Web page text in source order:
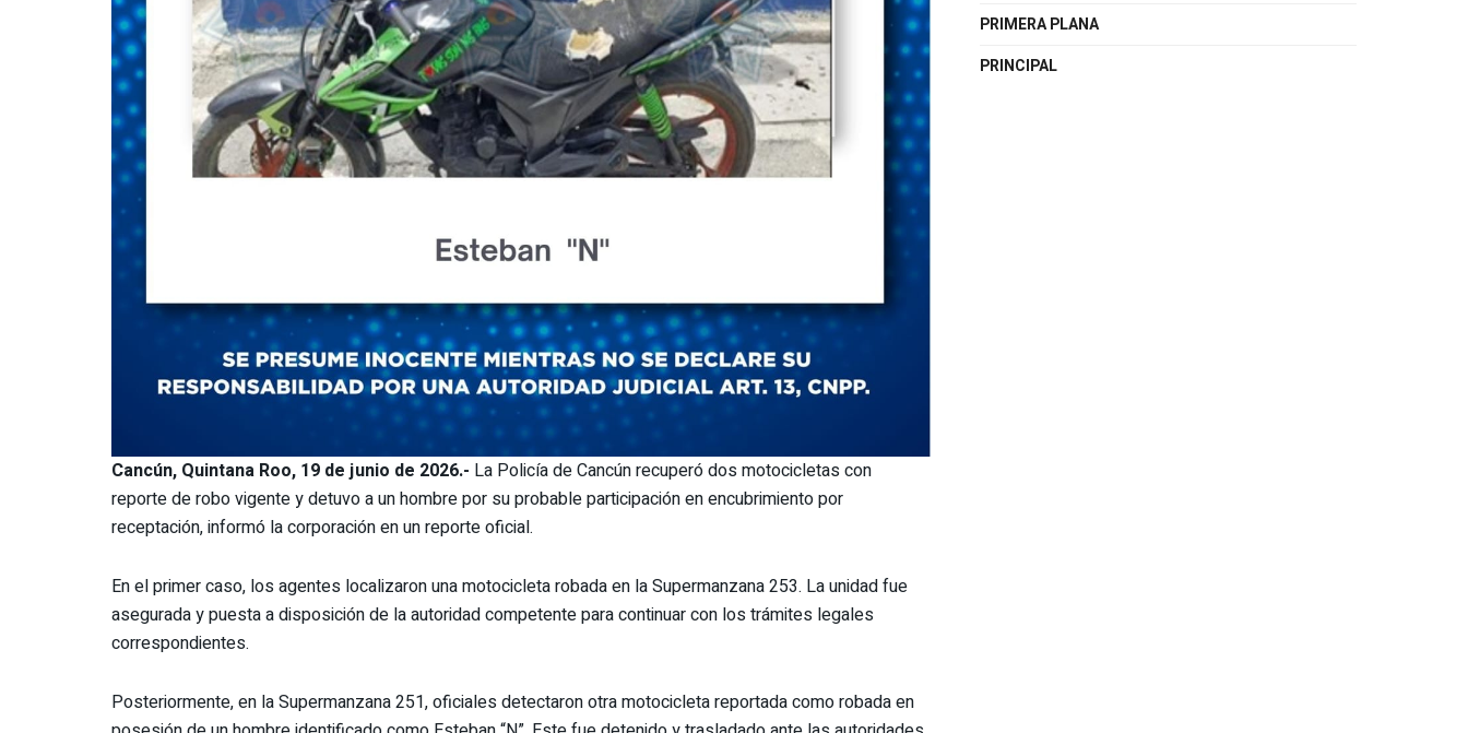
Cancún, Quintana Roo, 19 de junio de 2026.- La Policía de Cancún recuperó dos motocicletas con
reporte de robo vigente y detuvo a un hombre por su probable participación en encubrimiento por
receptación, informó la corporación en un reporte oficial.
En el primer caso, los agentes localizaron una motocicleta robada en la Supermanzana 253. La unidad fue
asegurada y puesta a disposición de la autoridad competente para continuar con los trámites legales
correspondientes.
Posteriormente, en la Supermanzana 251, oficiales detectaron otra motocicleta reportada como robada en
PRIMERA PLANA
PRINCIPAL